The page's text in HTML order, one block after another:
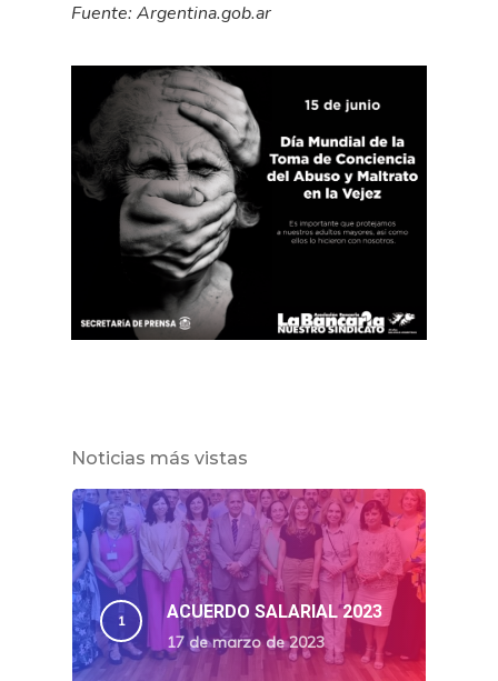
Fuente: Argentina.gob.ar
Noticias más vistas
ACUERDO SALARIAL 2023
17 de marzo de 2023